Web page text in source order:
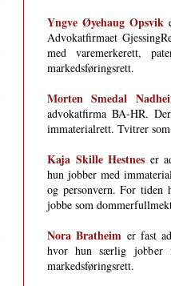
Yngve Øyehaug Opsvik
Advokatfirmaet
med varemerkerett,
markedsføringsrett.
Morten Smedal
advokatfirma BA-HR.
immaterialrett. Tvitrer som
Kaja Skille Hestnes er
hun jobber med
og person­vern. For tiden
jobbe som
Nora Bratheim er fast
hvor hun særlig jobber
markedsføringsrett.